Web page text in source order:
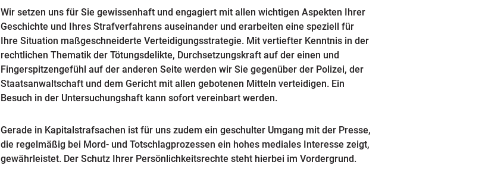
Wir setzen uns für Sie gewissenhaft und engagiert mit allen wichtigen Aspekten Ihrer
Geschichte und Ihres Strafverfahrens auseinander und erarbeiten eine speziell für
Ihre Situation maßgeschneiderte Verteidigungsstrategie. Mit vertiefter Kenntnis in der
rechtlichen Thematik der Tötungsdelikte, Durchsetzungskraft auf der einen und
Fingerspitzengefühl auf der anderen Seite werden wir Sie gegenüber der Polizei, der
Staatsanwaltschaft und dem Gericht mit allen gebotenen Mitteln verteidigen. Ein
Besuch in der Untersuchungshaft kann sofort vereinbart werden.
Gerade in Kapitalstrafsachen ist für uns zudem ein geschulter Umgang mit der Presse,
die regelmäßig bei Mord- und Totschlagprozessen ein hohes mediales Interesse zeigt,
gewährleistet. Der Schutz Ihrer Persönlichkeitsrechte steht hierbei im Vordergrund.